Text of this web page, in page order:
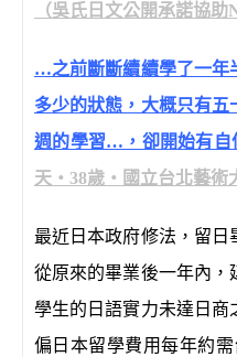
（吳氏日文公開承諾協助
…之前斷斷續續學了一年
多少的狀態，大概只有
週的學習…，卻開始有
天‧38歲‧國立台北藝術
最近日本政府修法，留日
從原來的畢業後一年內，
學生的日語實力未達日商
偏日本留學費用每年約